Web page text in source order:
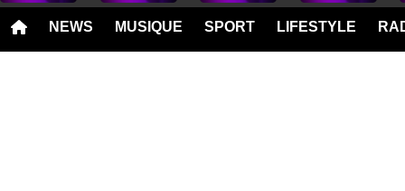
NEWS MUSIQUE SPORT LIFESTYLE